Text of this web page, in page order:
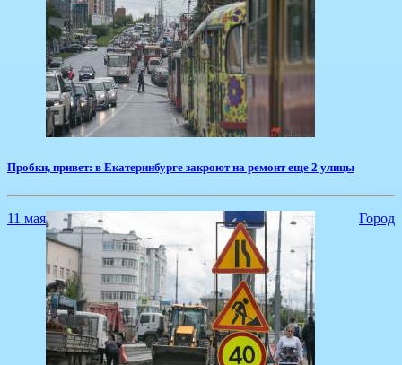
Пробки, привет: в Екатеринбурге закроют на ремонт еще 2 улицы
11 мая Город